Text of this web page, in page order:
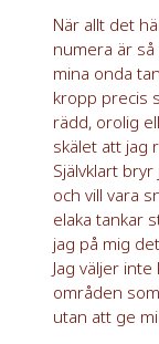
När allt det
numera är
mina onda
kropp precis
rädd, orolig
skälet att jag
Självklart
och vill vara
elaka tankar
jag på mig
Jag väljer
områden
utan att ge